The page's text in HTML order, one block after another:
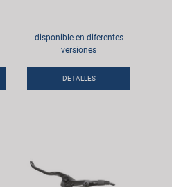
disponible en diferentes
versiones
DETALLES